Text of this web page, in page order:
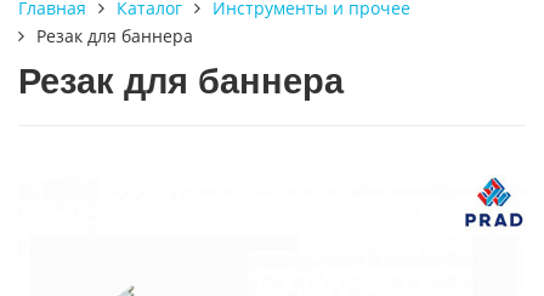
Главная Каталог
Инструменты и прочее
Резак для баннера
Резак для баннера